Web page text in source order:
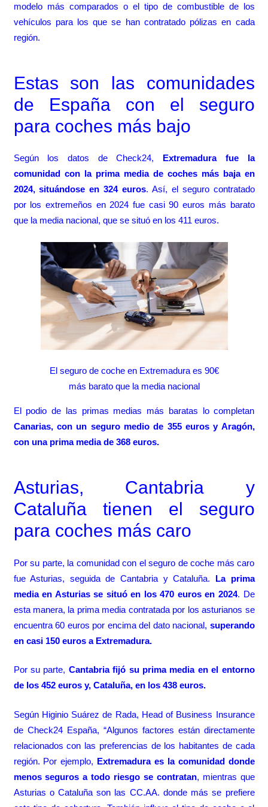
modelo más comparados o el tipo de combustible de los
vehículos para los que se han contratado pólizas en cada
región.
Estas son las comunidades
de España con el seguro
para coches más bajo
Según los datos de Check24, Extremadura fue la
comunidad con la prima media de coches más baja en
2024, situándose en 324 euros. Así, el seguro contratado
por los extremeños en 2024 fue casi 90 euros más barato
que la media nacional, que se situó en los 411 euros.
El seguro de coche en Extremadura es 90€
más barato que la media nacional
El podio de las primas medias más baratas lo completan
Canarias, con un seguro medio de 355 euros y Aragón,
con una prima media de 368 euros.
Asturias, Cantabria y
Cataluña tienen el seguro
para coches más caro
Por su parte, la comunidad con el seguro de coche más caro
fue Asturias, seguida de Cantabria y Cataluña. La prima
media en Asturias se situó en los 470 euros en 2024. De
esta manera, la prima media contratada por los asturianos se
encuentra 60 euros por encima del dato nacional, superando
en casi 150 euros a Extremadura.
Por su parte, Cantabria fijó su prima media en el entorno
de los 452 euros y, Cataluña, en los 438 euros.
Según Higinio Suárez de Rada, Head of Business Insurance
de Check24 España, “Algunos factores están directamente
relacionados con las preferencias de los habitantes de cada
región. Por ejemplo, Extremadura es la comunidad donde
menos seguros a todo riesgo se contratan, mientras que
Asturias o Cataluña son las CC.AA. donde más se prefiere